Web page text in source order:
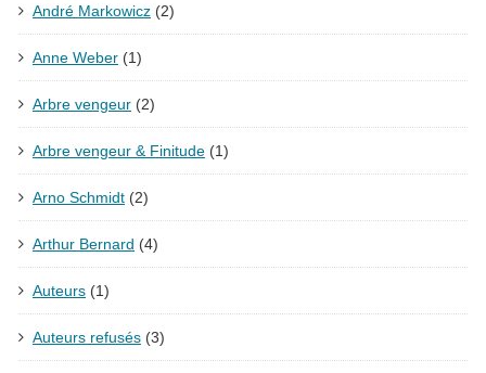
André Markowicz (2)
Anne Weber (1)
Arbre vengeur (2)
Arbre vengeur & Finitude (1)
Arno Schmidt (2)
Arthur Bernard (4)
Auteurs (1)
Auteurs refusés (3)